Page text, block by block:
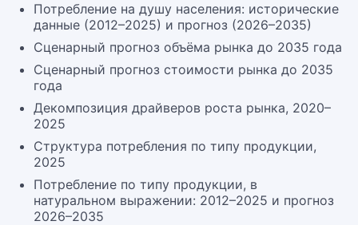
Потребление на душу населения: исторические
данные (2012–2025) и прогноз (2026–2035)
Сценарный прогноз объёма рынка до 2035 года
Сценарный прогноз стоимости рынка до 2035
года
Декомпозиция драйверов роста рынка, 2020–
2025
Структура потребления по типу продукции,
2025
Потребление по типу продукции, в
натуральном выражении: 2012–2025 и прогноз
2026–2035